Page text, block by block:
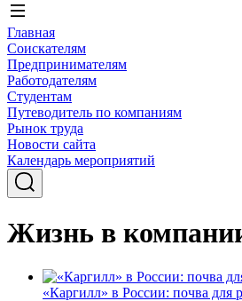
Главная
Соискателям
Предпринимателям
Работодателям
Студентам
Путеводитель по компаниям
Рынок труда
Новости сайта
Календарь мероприятий
Жизнь в
«Каргилл» в России: почва для